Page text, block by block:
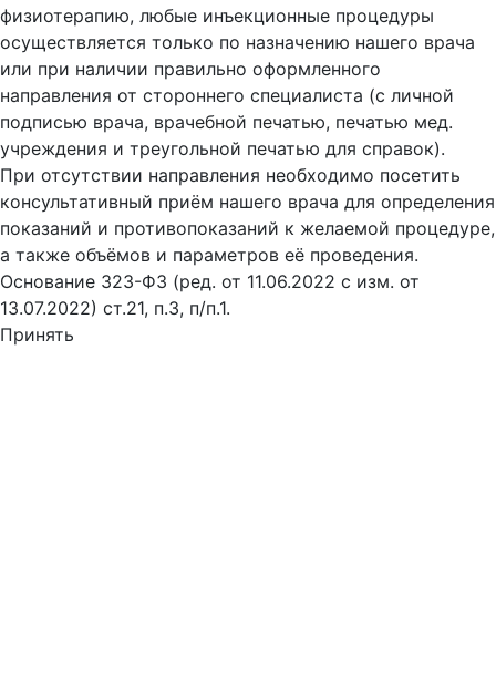
физиотерапию, любые инъекционные процедуры
осуществляется только по назначению нашего врача
или при наличии правильно оформленного
направления от стороннего специалиста (с личной
подписью врача, врачебной печатью, печатью мед.
учреждения и треугольной печатью для справок).
При отсутствии направления необходимо посетить
консультативный приём нашего врача для определения
показаний и противопоказаний к желаемой процедуре,
а также объёмов и параметров её проведения.
Основание 323-ФЗ (ред. от 11.06.2022 с изм. от
13.07.2022) ст.21, п.3, п/п.1.
Принять